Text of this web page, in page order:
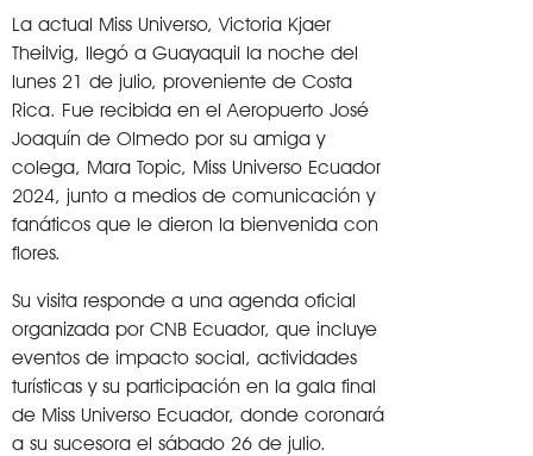
La actual Miss Universo, Victoria Kjaer
Theilvig, llegó a Guayaquil la noche del
lunes 21 de julio, proveniente de Costa
Rica. Fue recibida en el Aeropuerto José
Joaquín de Olmedo por su amiga y
colega, Mara Topic, Miss Universo Ecuador
2024, junto a medios de comunicación y
fanáticos que le dieron la bienvenida con
flores.
Su visita responde a una agenda oficial
organizada por CNB Ecuador, que incluye
eventos de impacto social, actividades
turísticas y su participación en la gala final
de Miss Universo Ecuador, donde coronará
a su sucesora el sábado 26 de julio.